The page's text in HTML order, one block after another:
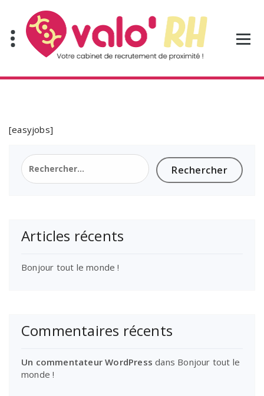
contenu
[easyjobs]
Rechercher :
Articles récents
Bonjour tout le monde !
Commentaires récents
Un commentateur WordPress dans Bonjour tout le
monde !